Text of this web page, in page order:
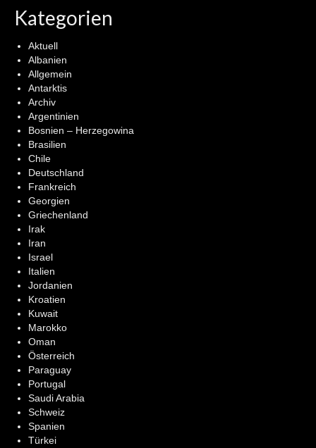
Kategorien
Aktuell
Albanien
Allgemein
Antarktis
Archiv
Argentinien
Bosnien – Herzegowina
Brasilien
Chile
Deutschland
Frankreich
Georgien
Griechenland
Irak
Iran
Israel
Italien
Jordanien
Kroatien
Kuwait
Marokko
Oman
Österreich
Paraguay
Portugal
Saudi Arabia
Schweiz
Spanien
Türkei